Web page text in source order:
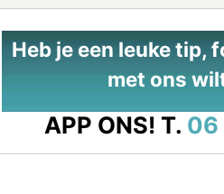
Heb je een leuke tip,
met ons
APP ONS! T. 06